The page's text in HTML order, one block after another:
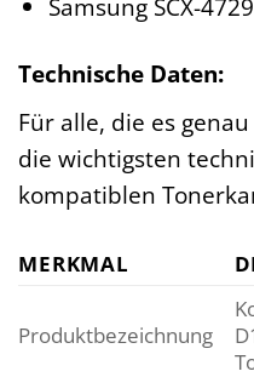
Samsung SCX-
Technische Daten:
Für alle, die es
die wichtigsten
kompatiblen
MERKMAL
Produktbezeichnung